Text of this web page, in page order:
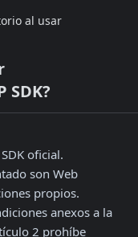
al usar
SDK?
oficial.
son Web
propios.
anexos a la
2 prohíbe